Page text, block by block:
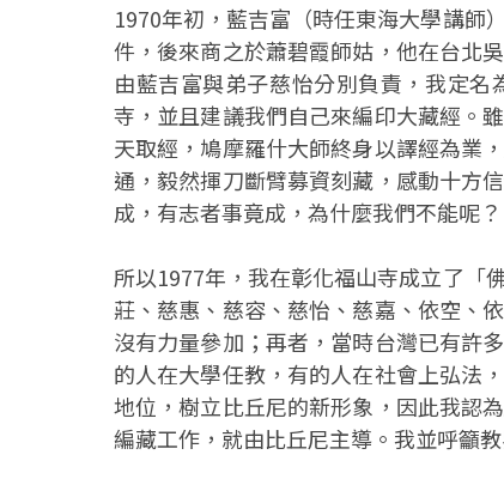
1970年初，藍吉富（時任東海大學講師
件，後來商之於蕭碧霞師姑，他在台北
由藍吉富與弟子慈怡分別負責，我定
寺，並且建議我們自己來編印大藏經。
天取經，鳩摩羅什大師終身以譯經為業
通，毅然揮刀斷臂募資刻藏，感動十方
成，有志者事竟成，為什麼我們不能呢？
所以1977年，我在彰化福山寺成立了「
莊、慈惠、慈容、慈怡、慈嘉、依空、
沒有力量參加；再者，當時台灣已有許
的人在大學任教，有的人在社會上弘法
地位，樹立比丘尼的新形象，因此我認
編藏工作，就由比丘尼主導。我並呼籲